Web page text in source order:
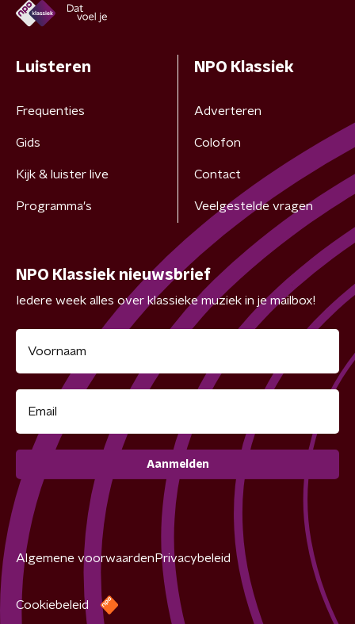
Luisteren
Frequenties
Gids
Kijk & luister live
Programma's
NPO Klassiek
Adverteren
Colofon
Contact
Veelgestelde vragen
NPO Klassiek nieuwsbrief
Iedere week alles over klassieke muziek in je mailbox!
Aanmelden
Algemene voorwaarden Privacybeleid
Cookiebeleid